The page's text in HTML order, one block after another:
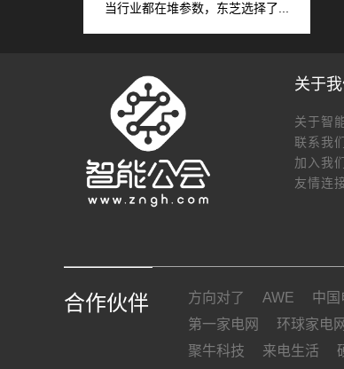
当行业都在堆参数，东芝选择了...
关于我
关于智
联系我们
加入我们
友情连
合作伙伴 方向对了 AWE 中国
第一家电网
环球家电网
聚牛科技
来电生活